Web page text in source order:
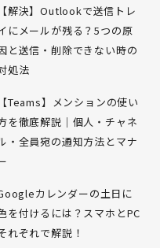
【解決】Outlookで送信トレ
にメールが残る？5つの原
と送信・削除できない時の
処法
【Teams】メンションの使い
を徹底解説｜個人・チャネ
・全員宛の通知方法とマナ
カレンダーの土日に
を付けるには？スマホとPC
れぞれで解説！